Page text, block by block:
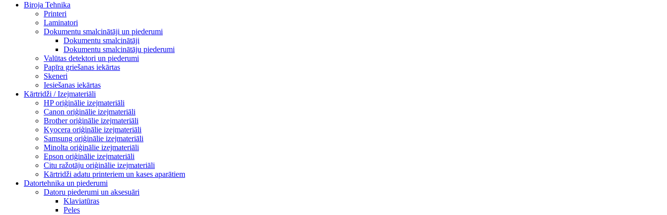
Biroja Tehnika
Printeri
Laminatori
Dokumentu smalcinātāji un piederumi
Dokumentu smalcinātāji
Dokumentu smalcinātāju piederumi
Valūtas detektori un piederumi
Papīra griešanas iekārtas
Skeneri
Iesiešanas iekārtas
Kārtridži / Izejmateriāli
HP oriģinālie izejmateriāli
Canon oriģinālie izejmateriāli
Brother oriģinālie izejmateriāli
Kyocera oriģinālie izejmateriāli
Samsung oriģinālie izejmateriāli
Minolta oriģinālie izejmateriāli
Epson oriģinālie izejmateriāli
Citu ražotāju oriģinālie izejmateriāli
Kārtridži adatu printeriem un kases aparātiem
Datortehnika un piederumi
Datoru piederumi un aksesuāri
Klaviatūras
Peles